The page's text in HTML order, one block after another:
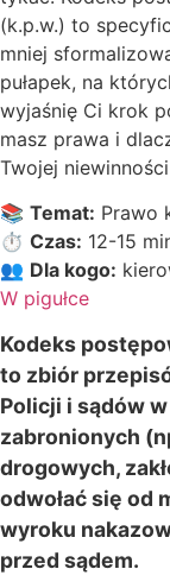
(k.p.w.) to
mniej
pułapek, na
wyjaśnię Ci krok
masz prawa i
Twojej
📚 Temat: Prawo
⏱️ Czas: 12-15
👥 Dla kogo:
W pigułce
Kodeks
to zbiór
Policji i sądów
zabronionych
drogowych,
odwołać się od
wyroku
przed sądem.